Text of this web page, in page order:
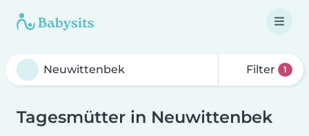
Filter 1
Tagesmütter in Neuwittenbek